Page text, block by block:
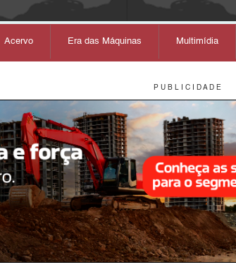
Acervo Era das Máquinas Multimídia
P U B L I C I D A D E